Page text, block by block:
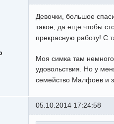
Девочки, большое
такое, да еще чтобы
прекрасную работу! С
Моя симка там
удовольствия. Но у
семейство Малфоев и
05.10.2014 17:24:58